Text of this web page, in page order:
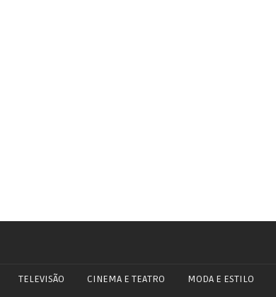
TELEVISÃO CINEMA E TEATRO MODA E ESTILO